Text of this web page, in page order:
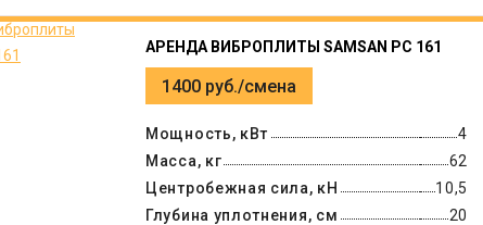
АРЕНДА ВИБРОПЛИТЫ SAMSAN PC 161
1400 руб./смена
Мощность, кВт
4
Масса, кг
62
Центробежная сила, кН
10,5
Глубина уплотнения, см
20